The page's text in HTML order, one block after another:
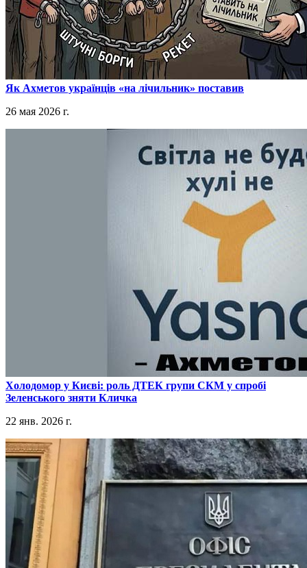
​Як Ахметов українців «на лічильник» поставив
26 мая 2026 г.
​Холодомор у Києві: роль ДТЕК групи СКМ у спробі
Зеленського зняти Кличка
22 янв. 2026 г.